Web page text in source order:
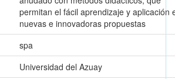
permitan el fácil aprendizaje y aplicación
nuevas e innovadoras propuestas
spa
Universidad del Azuay